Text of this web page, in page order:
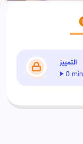
التمييز
0 min